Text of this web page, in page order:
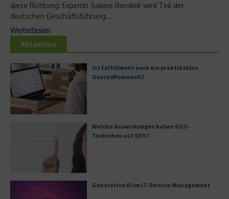
diese Richtung: Expertin Sabine Bendiek wird Teil der
deutschen Geschäftsführung....
Weiterlesen
Aktuelles
Ist Fulfillment noch ein praktikables
Geschäftsmodell?
Welche Auswirkungen haben GEO-
Techniken auf SEO?
Generative KI im IT-Service-Management